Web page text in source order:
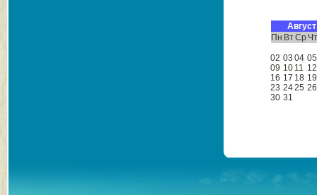
Пн ВтСр
02 03 04 05
09 10 11 12
16 17 18 19
23 2425 26
30 31